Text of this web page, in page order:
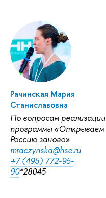
Рачинская Мария
Станиславовна
По вопросам реализации
программы «Открываем
Россию заново»
mraczynska@hse.ru
+7 (495) 772-95-
90*28045